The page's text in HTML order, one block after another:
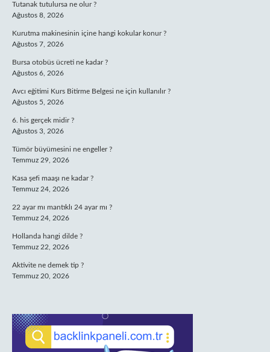
Tutanak tutulursa ne olur ?
Ağustos 8, 2026
Kurutma makinesinin içine hangi kokular konur ?
Ağustos 7, 2026
Bursa otobüs ücreti ne kadar ?
Ağustos 6, 2026
Avcı eğitimi Kurs Bitirme Belgesi ne için kullanılır ?
Ağustos 5, 2026
6. his gerçek midir ?
Ağustos 3, 2026
Tümör büyümesini ne engeller ?
Temmuz 29, 2026
Kasa şefi maaşı ne kadar ?
Temmuz 24, 2026
22 ayar mı mantıklı 24 ayar mı ?
Temmuz 24, 2026
Hollanda hangi dilde ?
Temmuz 22, 2026
Aktivite ne demek tip ?
Temmuz 20, 2026